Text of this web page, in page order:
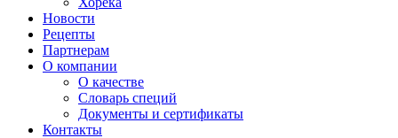
Новости
Рецепты
Партнерам
О компании
О качестве
Словарь специй
Документы и сертификаты
Контакты